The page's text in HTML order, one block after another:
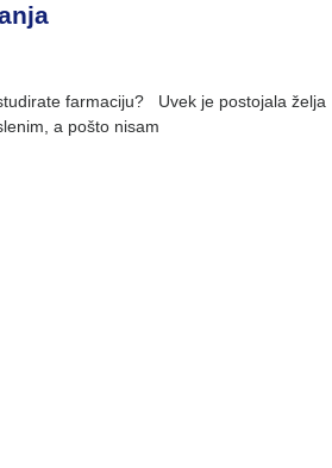
farmaciju? Uvek je postojala želja
a pošto nisam